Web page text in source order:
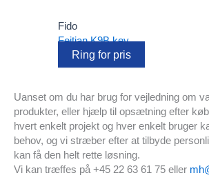
Fido
Feitian K9B key
Ring for pris
Uanset om du har brug for vejledning om
produkter, eller hjælp til opsætning efter
hvert enkelt projekt og hver enkelt bruger
behov, og vi stræber efter at tilbyde
kan få den helt rette løsning.
Vi kan træffes på +45 22 63 61 75 eller